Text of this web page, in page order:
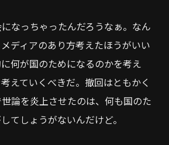
なっちゃったんだろうなぁ。なん
ディアのあり方考えたほうがいい
何が国のためになるのかを考え
えていくべきだ。撤回はともかく
論を炎上させたのは、何も国のた
てしょうがないんだけど。